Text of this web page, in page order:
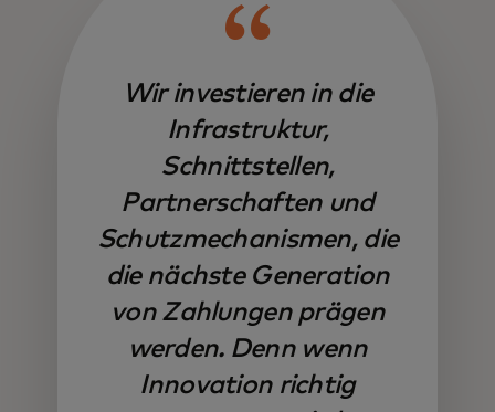
Wir investieren in die
Infrastruktur,
Schnittstellen,
Partnerschaften und
Schutzmechanismen, die
die nächste Generation
von Zahlungen prägen
werden. Denn wenn
Innovation richtig